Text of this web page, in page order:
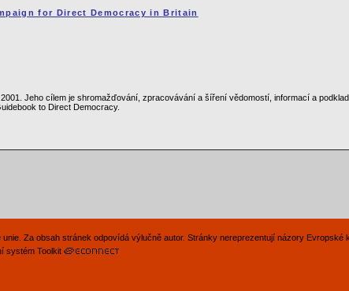
for Direct Democracy in Britain
Jeho cílem je shromažďování, zpracovávání a šíření vědomostí, informací a
to Direct Democracy.
Za obsah stránek odpovídá výlučně autor. Stránky nereprezentují názory
systém Toolkit